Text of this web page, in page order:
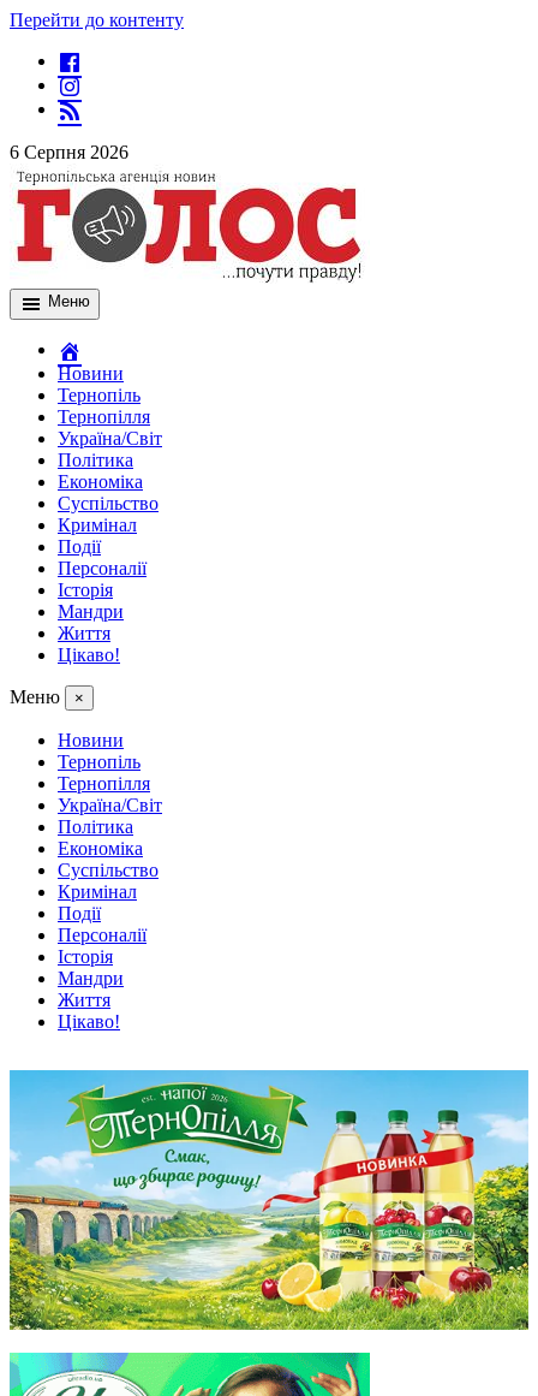
Перейти до контенту
6 Серпня 2026
Меню
Новини
Тернопіль
Тернопілля
Україна/Світ
Політика
Економіка
Суспільство
Кримінал
Події
Персоналії
Історія
Мандри
Життя
Цікаво!
Меню ×
Новини
Тернопіль
Тернопілля
Україна/Світ
Політика
Економіка
Суспільство
Кримінал
Події
Персоналії
Історія
Мандри
Життя
Цікаво!